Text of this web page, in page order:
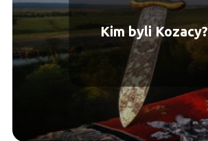
Kim byli Kozacy?